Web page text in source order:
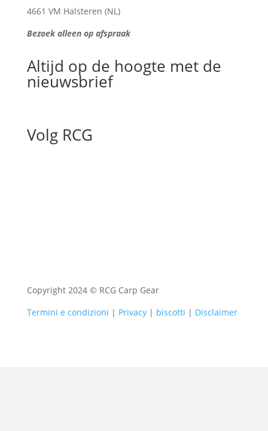
4661 VM Halsteren (NL)
Bezoek alleen op afspraak
Altijd op de hoogte met de
nieuwsbrief
Volg RCG
Copyright 2024 © RCG Carp Gear
Termini e condizioni | Privacy| biscotti | Disclaimer